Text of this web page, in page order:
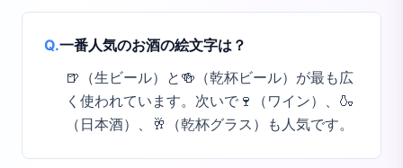
Q.一番人気のお酒の絵文字は？
🍺（生ビール）と🍻（乾杯ビール）が最も広
く使われています。次いで🍷（ワイン）、🍶
（日本酒）、🥂（乾杯グラス）も人気です。